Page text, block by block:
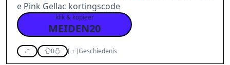
e Pink Gellac kortingscode
klik & kopieer
MEIDEN20
0 [+]Geschiedenis